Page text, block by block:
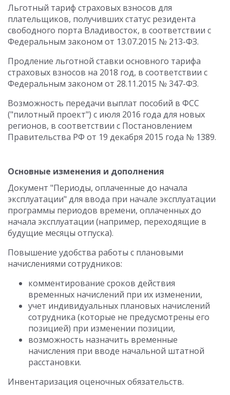
Льготный тариф страховых взносов для
плательщиков, получивших статус резидента
свободного порта Владивосток, в соответствии с
Федеральным законом от 13.07.2015 № 213-ФЗ.
Продление льготной ставки основного тарифа
страховых взносов на 2018 год, в соответствии с
Федеральным законом от 28.11.2015 № 347-ФЗ.
Возможность передачи выплат пособий в ФСС
("пилотный проект") с июля 2016 года для новых
регионов, в соответствии с Постановлением
Правительства РФ от 19 декабря 2015 года № 1389.
Основные изменения и дополнения
Документ "Периоды, оплаченные до начала
эксплуатации" для ввода при начале эксплуатации
программы периодов времени, оплаченных до
начала эксплуатации (например, переходящие в
будущие месяцы отпуска).
Повышение удобства работы с плановыми
начислениями сотрудников:
комментирование сроков действия
временных начислений при их изменении,
учет индивидуальных плановых начислений
сотрудника (которые не предусмотрены его
позицией) при изменении позиции,
возможность назначить временные
начисления при вводе начальной штатной
расстановки.
Инвентаризация оценочных обязательств.